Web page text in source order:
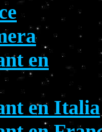
en
en Italia